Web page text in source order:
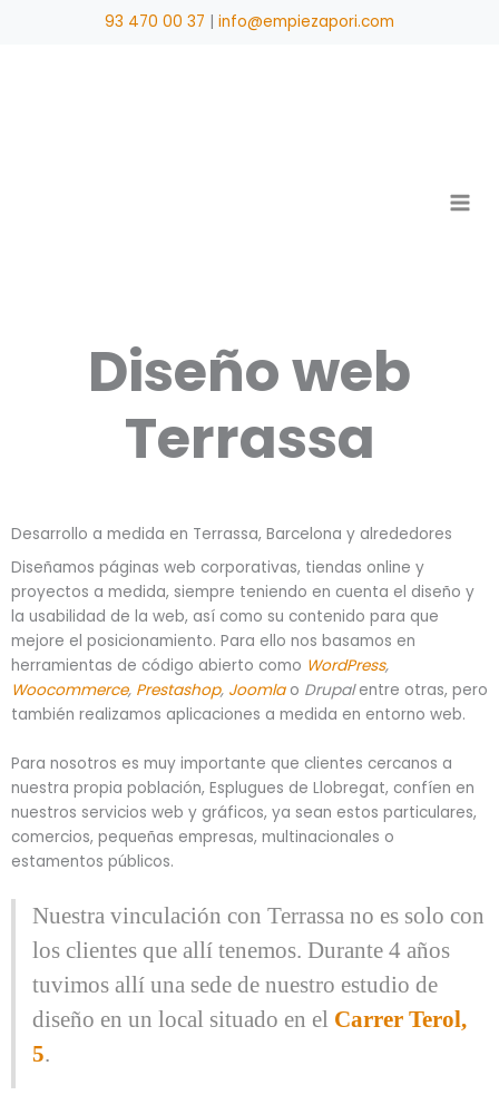
93 470 00 37 | info@empiezapori.com
Diseño web
Terrassa
Desarrollo a medida en Terrassa, Barcelona y alrededores
Diseñamos páginas web corporativas, tiendas online y
proyectos a medida, siempre teniendo en cuenta el diseño y
la usabilidad de la web, así como su contenido para que
mejore el posicionamiento. Para ello nos basamos en
herramientas de código abierto como WordPress,
Woocommerce, Prestashop, Joomla o Drupalentre otras, pero
también realizamos aplicaciones a medida en entorno web.
Para nosotros es muy importante que clientes cercanos a
nuestra propia población, Esplugues de Llobregat, confíen en
nuestros servicios web y gráficos, ya sean estos particulares,
comercios, pequeñas empresas, multinacionales o
estamentos públicos.
Nuestra vinculación con Terrassa no es solo con
los clientes que allí tenemos. Durante 4 años
tuvimos allí una sede de nuestro estudio de
diseño en un local situado en el Carrer Terol,
5.